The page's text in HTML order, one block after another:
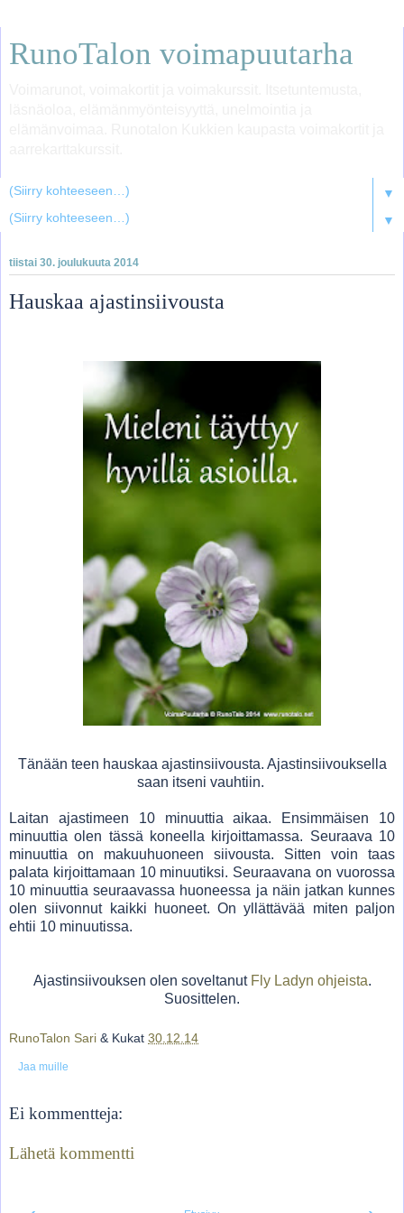
RunoTalon voimapuutarha
▼
▼
tiistai 30. joulukuuta 2014
Hauskaa ajastinsiivousta
Tänään teen hauskaa ajastinsiivousta. Ajastinsiivouksella
saan itseni vauhtiin.
Laitan ajastimeen 10 minuuttia aikaa. Ensimmäisen 10
minuuttia olen tässä koneella kirjoittamassa. Seuraava 10
minuuttia on makuuhuoneen siivousta. Sitten voin taas
palata kirjoittamaan 10 minuutiksi. Seuraavana on vuorossa
10 minuuttia seuraavassa huoneessa ja näin jatkan kunnes
olen siivonnut kaikki huoneet. On yllättävää miten paljon
ehtii 10 minuutissa.
Ajastinsiivouksen olen soveltanut Fly Ladyn ohjeista.
Suosittelen.
RunoTalon Sari & Kukat 30.12.14
Jaa muille
Ei kommentteja:
Lähetä kommentti